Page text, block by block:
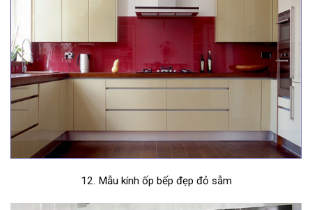
12. Mẫu kính ốp bếp đẹp đỏ sẫm